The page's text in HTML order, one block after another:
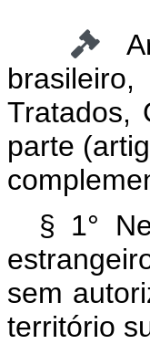
Tratados,
parte
§ 1°
sem
território